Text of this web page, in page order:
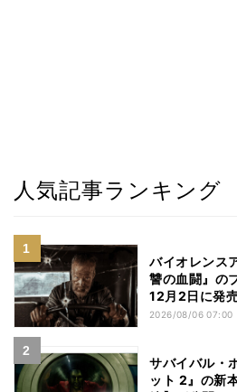
人気記事ランキング
バイオレンス
讐の血闘』の
12月2日に発
2026/08/06 07:00
サバイバル・
ット 2』の新